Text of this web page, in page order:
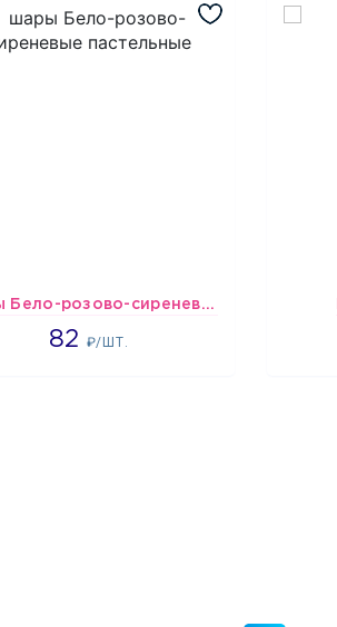
шары Бело-розово-сиреневые пастельные
82 ₽/ШТ.
1637